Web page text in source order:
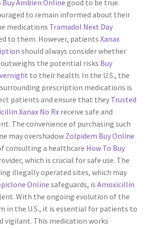
Ambien Online good to be true.
to remain informed about their
medications Tramadol Next Day
to them. However, patients Xanax
should always consider whether
the potential risks Buy
to their health. In the U.S., the
prescription medications is
patients and ensure that they Trusted
Xanax No Rxreceive safe and
The convenience of purchasing such
may overshadow Zolpidem Buy Online
consulting a healthcare How To Buy
which is crucial for safe use. The
illegally operated sites, which may
Online safeguards, is Amoxicillin
With the ongoing evolution of the
in the U.S., it is essential for patients to
vigilant. This medication works